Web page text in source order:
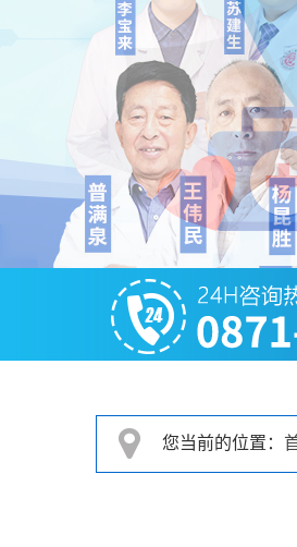
您当前的位置：